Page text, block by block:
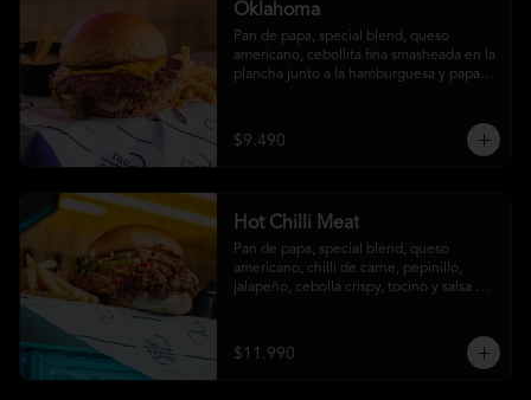
Oklahoma
Pan de papa, special blend, queso
americano, cebollita fina smasheada en la
plancha junto a la hamburguesa y papas
$9.490
Hot Chilli Meat
Pan de papa, special blend, queso
americano, chilli de carne, pepinillo,
jalapeño, cebolla crispy, tocino y salsa
$11.990